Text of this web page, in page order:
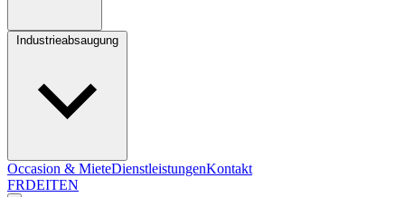
Occasion & MieteDienstleistungenKontakt
FRDEITEN